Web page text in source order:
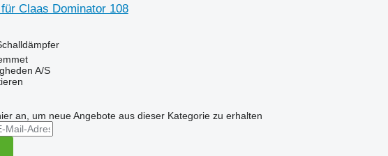
Claas Dominator 108
A/S
an, um neue Angebote aus dieser Kategorie zu erhalten